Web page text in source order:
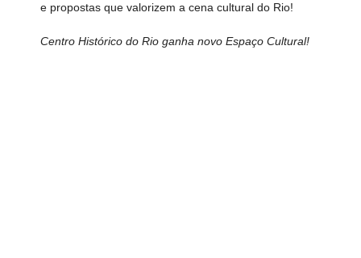
e propostas que valorizem a cena cultural do Rio!
Centro Histórico do Rio ganha novo Espaço Cultural!